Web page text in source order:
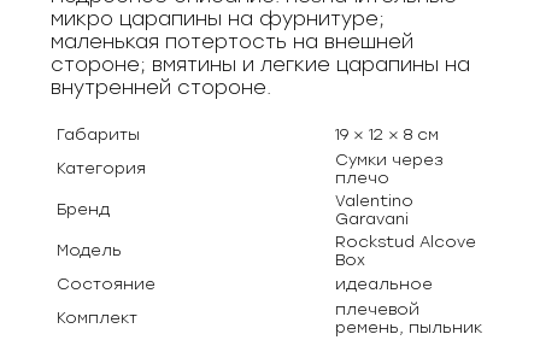
микро царапины на фурнитуре;
маленькая потертость на внешней
стороне; вмятины и легкие царапины на
внутренней стороне.
Габариты
19 × 12 × 8 см
Категория
Сумки через
плечо
Бренд
Valentino
Garavani
Модель
Rockstud Alcove
Box
Состояние
идеальное
Комплект
плечевой
ремень, пыльник